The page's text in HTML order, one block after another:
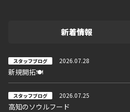
新着情報
スタッフブログ 2026.07.28
新規開拓🍽
スタッフブログ 2026.07.25
高知のソウルフード